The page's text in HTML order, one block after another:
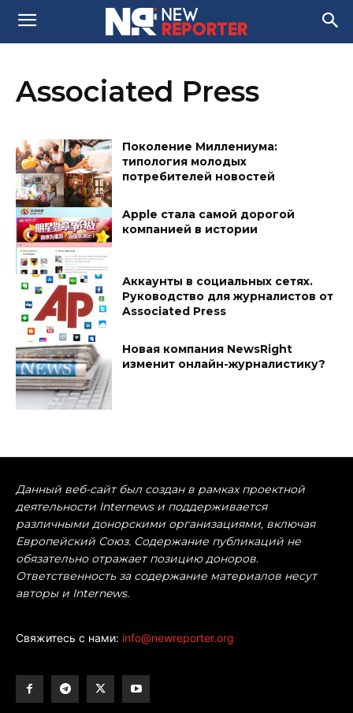
Associated Press
Поколение Миллениума:
типология молодых
потребителей новостей
Apple стала самой дорогой
компанией в истории
Аккаунты в социальных сетях.
Руководство для журналистов от
Associated Press
Новая компания NewsRight
изменит онлайн-журналистику?
Данный веб-сайт был создан в рамках проектной
деятельности Internews и поддерживается
различными донорскими организациями, включая
Европейский Союз. Содержание публикаций не
обязательно отражает позицию доноров.
Ответственность за содержание материалов несут
авторы и Internews.
Свяжитесь с нами: info@newreporter.org